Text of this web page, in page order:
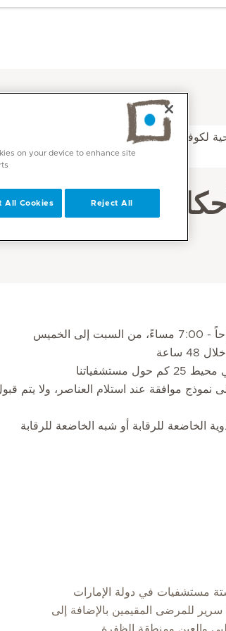
خدمات الرعاية الصحية لكوفيد-19 | ميديكلينيك
الشرق الأوسط
ساعة
نموذج موافقة عند استلام العناصر، ولا يتم
الخاضعة للرقابة أو شبه الخاضعة للرقابة
مستشفيات في دولة الإمارات
العربية المتحدة مع أكثر من 900 سرير للمرضى المقيمين بالإضافة إلى
on your device to enhance site
Reject All
All Cookies